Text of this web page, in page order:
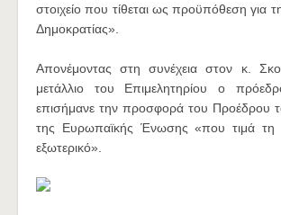
στοιχείο που τίθεται ως προϋπόθεση για
Δημοκρατίας».
Απονέμοντας στη συνέχεια στον κ.
μετάλλιο του Επιμελητηρίου ο
επισήμανε την προσφορά του Προέδρου
της Ευρωπαϊκής Ένωσης «που τιμά
εξωτερικό».